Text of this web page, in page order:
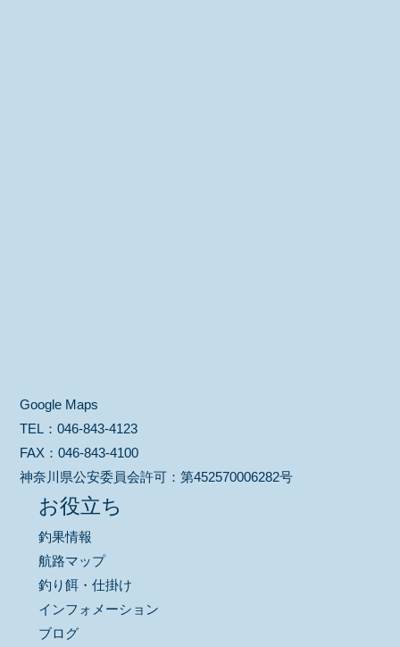
Google Maps
TEL：046-843-4123
FAX：046-843-4100
神奈川県公安委員会許可：第452570006282号
お役立ち
釣果情報
航路マップ
釣り餌・仕掛け
インフォメーション
ブログ